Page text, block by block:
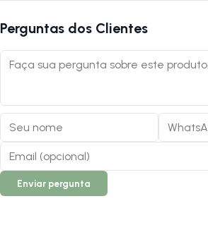
Perguntas dos Clientes
Enviar pergunta